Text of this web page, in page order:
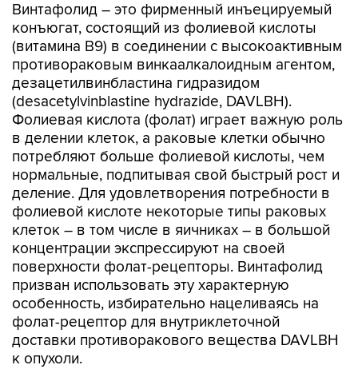
Винтафолид – это фирменный инъецируемый
конъюгат, состоящий из фолиевой кислоты
(витамина B9) в соединении с высокоактивным
противораковым винкаалкалоидным агентом,
дезацетилвинбластина гидразидом
(desacetylvinblastine hydrazide, DAVLBH).
Фолиевая кислота (фолат) играет важную роль
в делении клеток, а раковые клетки обычно
потребляют больше фолиевой кислоты, чем
нормальные, подпитывая свой быстрый рост и
деление. Для удовлетворения потребности в
фолиевой кислоте некоторые типы раковых
клеток – в том числе в яичниках – в большой
концентрации экспрессируют на своей
поверхности фолат-рецепторы. Винтафолид
призван использовать эту характерную
особенность, избирательно нацеливаясь на
фолат-рецептор для внутриклеточной
доставки противоракового вещества DAVLBH
к опухоли.